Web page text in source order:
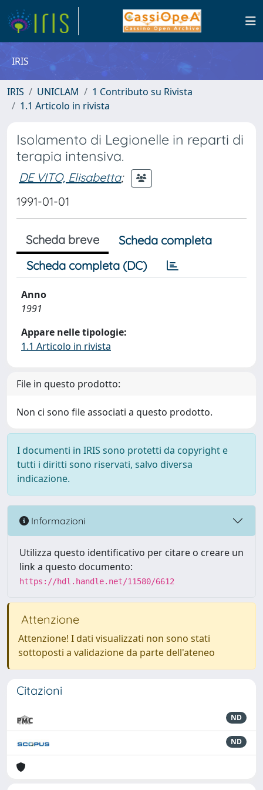
IRIS
IRIS UNICLAM
1 Contributo su Rivista
1.1 Articolo in rivista
Isolamento di Legionelle in reparti di
terapia intensiva.
DE VITO, Elisabetta;
1991-01-01
Scheda breve
Scheda completa
Scheda completa (DC)
Anno
1991
Appare nelle tipologie:
1.1 Articolo in rivista
File in questo prodotto:
Non ci sono file associati a questo prodotto.
I documenti in IRIS sono protetti da copyright e
tutti i diritti sono riservati, salvo diversa
indicazione.
Informazioni
Utilizza questo identificativo per citare o creare un
link a questo documento:
https://hdl.handle.net/11580/6612
Attenzione
Attenzione! I dati visualizzati non sono stati
sottoposti a validazione da parte dell'ateneo
Citazioni
ND
ND